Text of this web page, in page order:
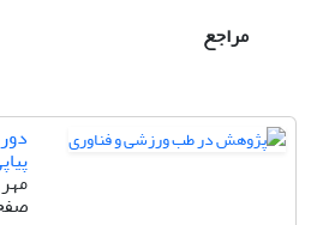
مراجع
مهر